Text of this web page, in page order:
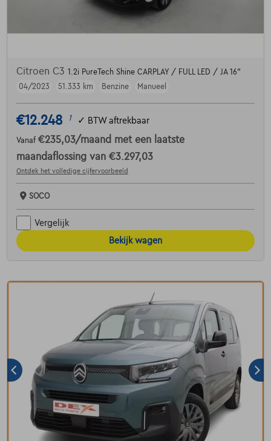
Citroen C3 1.2i PureTech Shine CARPLAY / FULL LED / JA 16"
04/2023
51.333 km Benzine Manueel
€12.248 1 ✓ BTW aftrekbaar
Vanaf €235,03/maand met een laatste
maandaflossing van €3.297,03
Ontdek het volledige cijfervoorbeeld
SOCO
Vergelijk
Bekijk wagen